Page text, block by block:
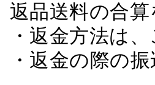
返品送料の合
・返金方法は
・返金の際の